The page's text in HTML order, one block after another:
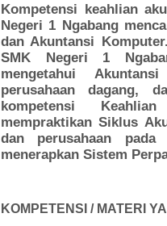
Kompetensi keahlian
Negeri 1 Ngabang
dan Akuntansi
SMK Negeri 1
mengetahui
perusahaan dagang,
kompetensi
mempraktikan Siklus
dan perusahaan
menerapkan Sistem
KOMPETENSI / MATERI